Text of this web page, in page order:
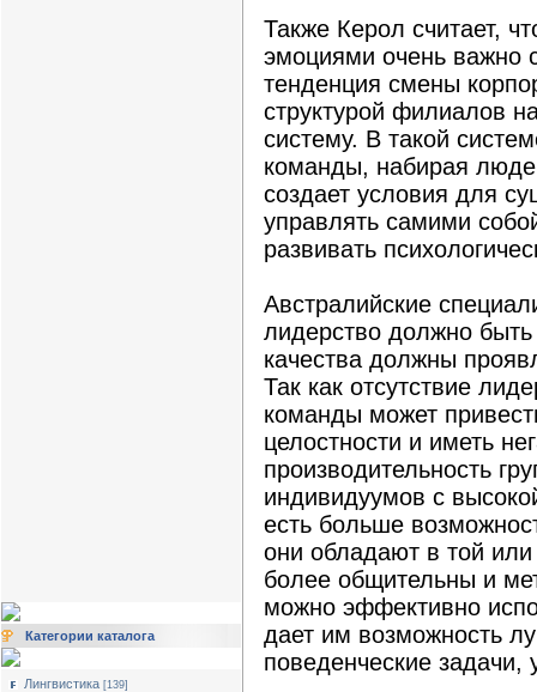
Категории каталога
Лингвистика [139]
Также Керол считает,
эмоциями очень важно
тенденция смены
структурой филиалов
систему. В такой
команды, набирая
создает условия для
управлять самими
развивать
Австралийские
лидерство должно
качества должны
Так как отсутствие
команды может
целостности и иметь
производительность
индивидуумов с
есть больше
они обладают в той
более общительны и
можно эффективно
дает им возможность
поведенческие задачи,